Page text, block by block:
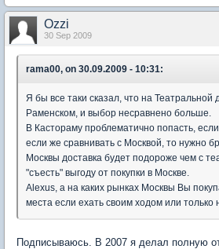
Ozzi
30 Sep 2009
rama00, on 30.09.2009 - 10:31:
Я бы все таки сказал, что на Театральной
Раменском, и выбор несравнено больше.
В Кастораму проблематично попасть,
если же сравнивать с Москвой, то нужно
Москвы доставка будет подороже чем с
"съесть" выгоду от покупки в Москве.
Alexus, а на каких рынках Москвы Вы
места если ехать своим ходом или только
Подписываюсь. В 2007 я делал полную